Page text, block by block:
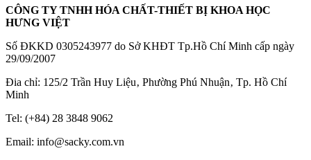
CÔNG TY TNHH HÓA CHẤT-THIẾT BỊ KHOA HỌC
HƯNG VIỆT
Số ĐKKD 0305243977 do Sở KHĐT Tp.Hồ Chí Minh cấp ngày
29/09/2007
Đia chỉ: 125/2 Trần Huy Liệu‚ Phường Phú Nhuận‚ Tp. Hồ Chí
Minh
Tel: (+84) 28 3848 9062
Email: info@sacky.com.vn